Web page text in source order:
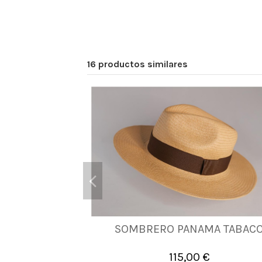
16 productos similares
SOMBRERO PANAMA
115,00 €
56 58 60